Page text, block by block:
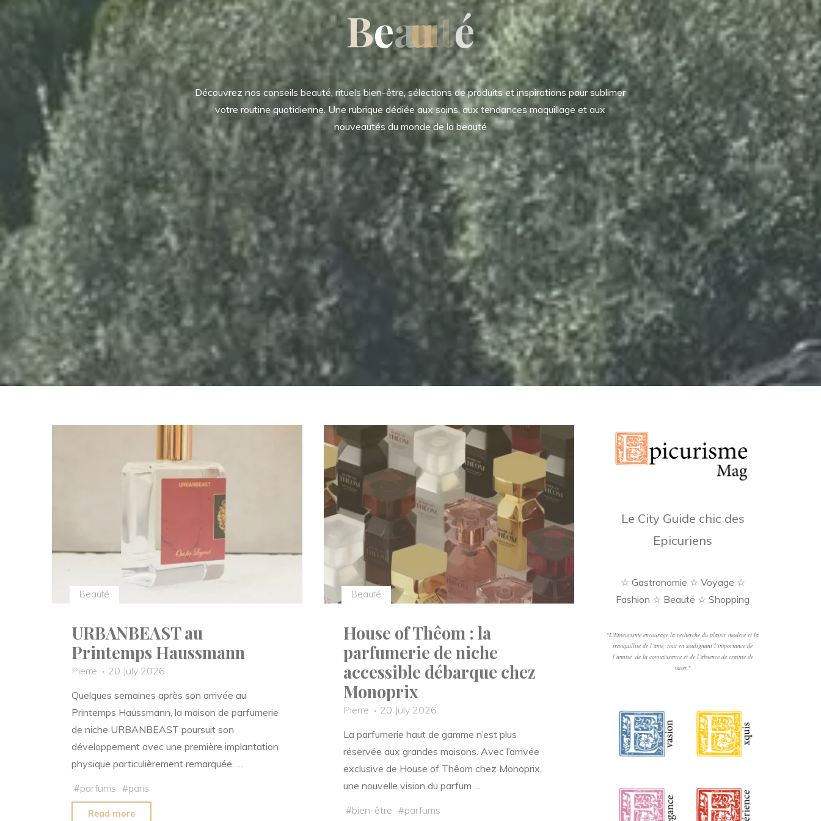
Beauté
Découvrez nos conseils beauté, rituels bien-être, sélections de produits et inspirations pour sublimer
votre routine quotidienne. Une rubrique dédiée aux soins, aux tendances maquillage et aux
nouveautés du monde de la beauté
Beauté
URBANBEAST au
Printemps Haussmann
Pierre
20 July 2026
Quelques semaines après son arrivée au
Printemps Haussmann, la maison de parfumerie
de niche URBANBEAST poursuit son
développement avec une première implantation
physique particulièrement remarquée. …
#parfums #paris
Read more
Beauté
House of Thêom : la
parfumerie de niche
accessible débarque chez
Monoprix
Pierre
20 July 2026
La parfumerie haut de gamme n’est plus
réservée aux grandes maisons. Avec l’arrivée
exclusive de House of Thêom chez Monoprix,
une nouvelle vision du parfum …
#bien-être #parfums
Le City Guide chic des
Epicuriens
☆ Gastronomie ☆ Voyage ☆
Fashion ☆ Beauté ☆ Shopping
"L'Epicurisme encourage la recherche du plaisir modéré et la
tranquillité de l’âme, tout en soulignant l’importance de
l’amitié, de la connaissance et de l’absence de crainte de
mort. "